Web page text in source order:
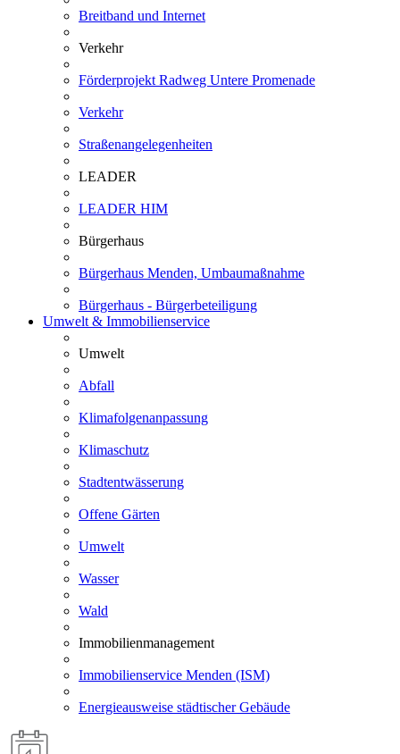
Breitband und Internet
Verkehr
Förderprojekt Radweg Untere Promenade
Verkehr
Straßenangelegenheiten
LEADER
LEADER HIM
Bürgerhaus
Bürgerhaus Menden, Umbaumaßnahme
Bürgerhaus - Bürgerbeteiligung
Umwelt & Immobilienservice
Umwelt
Abfall
Klimafolgenanpassung
Klimaschutz
Stadtentwässerung
Offene Gärten
Umwelt
Wasser
Wald
Immobilienmanagement
Immobilienservice Menden (ISM)
Energieausweise städtischer Gebäude